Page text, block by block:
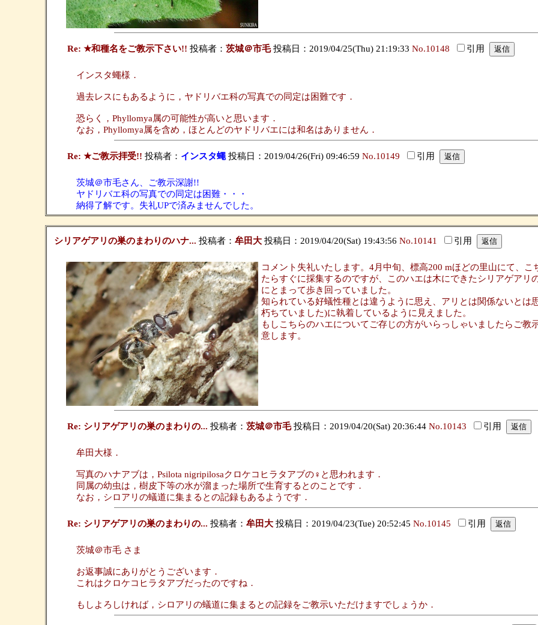
Re: ★和種名をご教示下さい!! 投稿者： 茨城＠市毛投稿日：2019/04/25(Thu) 21:19:33 No.10148 引用
インスタ蠅様．
過去レスにもあるように，ヤドリバエ科の写真での同定は困難です．
恐らく，Phyllomya属の可能性が高いと思います．
なお，Phyllomya属を含め，ほとんどのヤドリバエには和名はありません．
Re: ★ご教示拝受!! 投稿者： インスタ蠅投稿日：2019/04/26(Fri) 09:46:59 No.10149 引用
茨城＠市毛さん、ご教示深謝!!
ヤドリバエ科の写真での同定は困難・・・
納得了解です。失礼UPで済みませんでした。
シリアゲアリの巣のまわりのハナ... 投稿者： 牟田大投稿日：2019/04/20(Sat) 19:43:56 No.10141 引用
コメント失礼いたします。4月中旬、標高200 mほどの里山にて、
たらすぐに採集するのですが、このハエは木にできたシリアゲア
にとまって歩き回っていました。
知られている好蟻性種とは違うように思え、アリとは関係ないと
朽ちていました)に執着しているように見えました。
もしこちらのハエについてご存じの方がいらっしゃいましたらご
意します。
Re: シリアゲアリの巣のまわりの... 投稿者： 茨城＠市毛投稿日：2019/04/20(Sat) 20:36:44 No.10143 引用
牟田大様．
写真のハナアブは，Psilota nigripilosaクロケコヒラタアブの♀と思われます．
同属の幼虫は，樹皮下等の水が溜まった場所で生育するとのことです．
なお，シロアリの蟻道に集まるとの記録もあるようです．
Re: シリアゲアリの巣のまわりの... 投稿者： 牟田大投稿日：2019/04/23(Tue) 20:52:45 No.10145 引用
茨城＠市毛 さま
お返事誠にありがとうございます．
これはクロケコヒラタアブだったのですね．
もしよろしければ，シロアリの蟻道に集まるとの記録をご教示いただけますでしょうか．